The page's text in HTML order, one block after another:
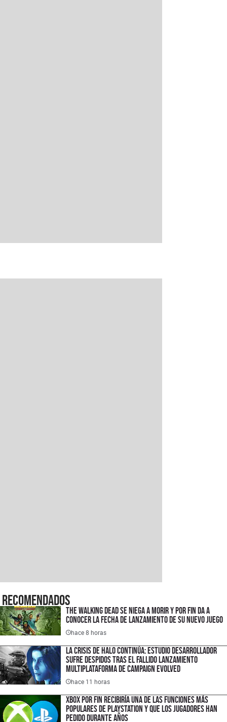
Recomendados
The Walking Dead se niega a morir y por fin da a
conocer la fecha de lanzamiento de su nuevo juego
hace 8 horas
La crisis de Halo continúa: estudio desarrollador
sufre despidos tras el fallido lanzamiento
multiplataforma de Campaign Evolved
hace 11 horas
XBOX por fin recibiría una de las funciones más
populares de PlayStation y que los jugadores han
pedido durante años